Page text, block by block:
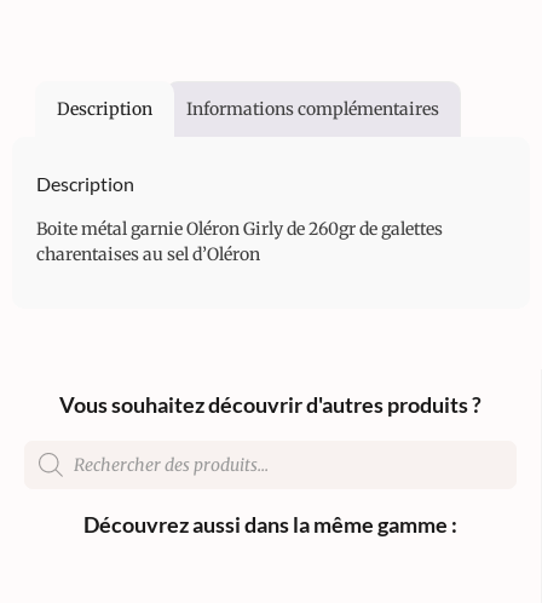
Description Informations complémentaires
Description
Boite métal garnie Oléron Girly de 260gr de galettes
charentaises au sel d’Oléron
Vous souhaitez découvrir d'autres produits ?
Découvrez aussi dans la même gamme :